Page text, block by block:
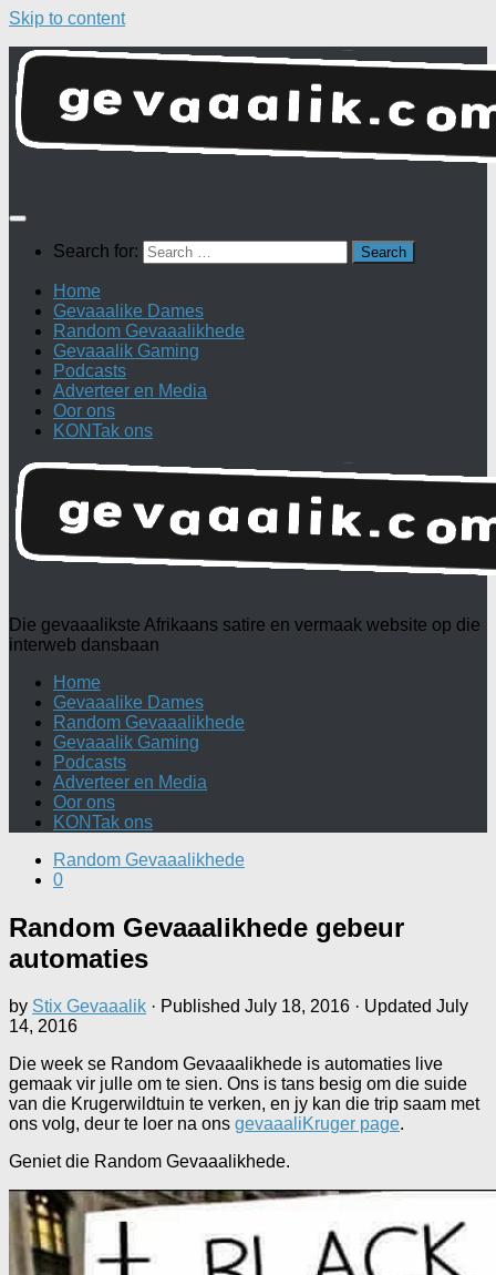
Skip to content
Search for:
Home
Gevaaalike Dames
Random Gevaaalikhede
Gevaaalik Gaming
Podcasts
Adverteer en Media
Oor ons
KONTak ons
Die gevaaalikste Afrikaans satire en vermaak website op die
interweb dansbaan
Home
Gevaaalike Dames
Random Gevaaalikhede
Gevaaalik Gaming
Podcasts
Adverteer en Media
Oor ons
KONTak ons
Random Gevaaalikhede
0
Random Gevaaalikhede gebeur
automaties
by Stix Gevaaalik · Published July 18, 2016 · Updated July
14, 2016
Die week se Random Gevaaalikhede is automaties live
gemaak vir julle om te sien. Ons is tans besig om die suide
van die Krugerwildtuin te verken, en jy kan die trip saam met
ons volg, deur te loer na ons gevaaaliKruger page.
Geniet die Random Gevaaalikhede.